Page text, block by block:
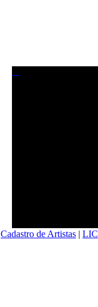
Cadastro de Artistas | LIC